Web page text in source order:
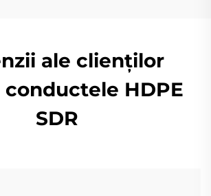
ale clienților
conductele HDPE
SDR